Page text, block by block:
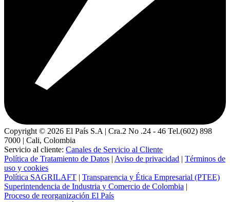
Copyright © 2026 El País S.A | Cra.2 No .24 - 46 Tel.(602) 898
7000 | Cali, Colombia
Servicio al cliente: Canales de Servicio al Cliente
Política de Tratamiento de Datos | Aviso de privacidad | Términos de
uso y cookies
Política SAGRILAFT | Transparencia y Ética Empresarial (PTEE)
Superintendencia de Industria y Comercio de Colombia |
Proceso de reorganización El País